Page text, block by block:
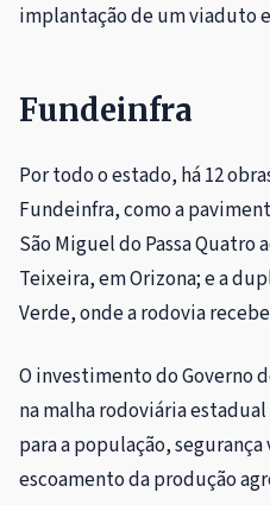
implantação de um viaduto
Fundeinfra
Por todo o estado, há 12
Fundeinfra, como a
São Miguel do Passa
Teixeira, em Orizona; e a
Verde, onde a rodovia
O investimento do Governo
na malha rodoviária
para a população,
escoamento da produção